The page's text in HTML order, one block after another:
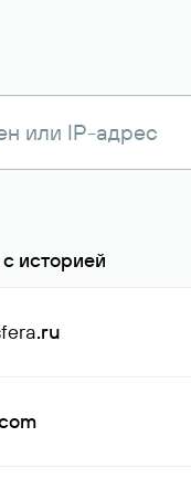
историей
.ru